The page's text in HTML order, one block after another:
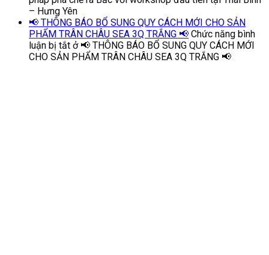
– Hưng Yên
📢 THÔNG BÁO BỔ SUNG QUY CÁCH MỚI CHO SẢN
PHẨM TRÂN CHÂU SEA 3Q TRẮNG 📢 Chức năng bình
luận bị tắt ở 📢 THÔNG BÁO BỔ SUNG QUY CÁCH MỚI
CHO SẢN PHẨM TRÂN CHÂU SEA 3Q TRẮNG 📢